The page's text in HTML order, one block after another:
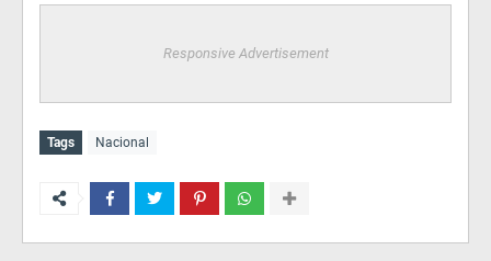
Responsive Advertisement
Tags Nacional